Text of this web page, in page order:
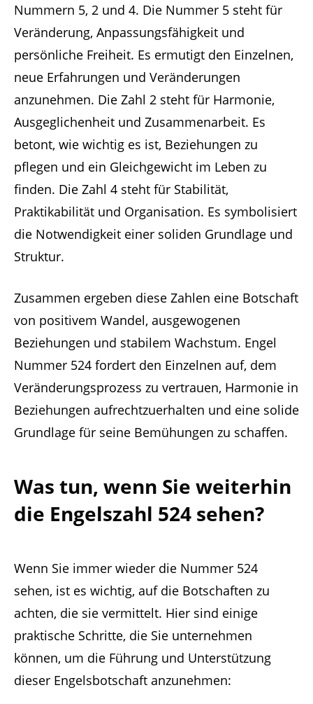
Nummern 5, 2 und 4. Die Nummer 5 steht für
Veränderung, Anpassungsfähigkeit und
persönliche Freiheit. Es ermutigt den Einzelnen,
neue Erfahrungen und Veränderungen
anzunehmen. Die Zahl 2 steht für Harmonie,
Ausgeglichenheit und Zusammenarbeit. Es
betont, wie wichtig es ist, Beziehungen zu
pflegen und ein Gleichgewicht im Leben zu
finden. Die Zahl 4 steht für Stabilität,
Praktikabilität und Organisation. Es symbolisiert
die Notwendigkeit einer soliden Grundlage und
Struktur.
Zusammen ergeben diese Zahlen eine Botschaft
von positivem Wandel, ausgewogenen
Beziehungen und stabilem Wachstum. Engel
Nummer 524 fordert den Einzelnen auf, dem
Veränderungsprozess zu vertrauen, Harmonie in
Beziehungen aufrechtzuerhalten und eine solide
Grundlage für seine Bemühungen zu schaffen.
Was tun, wenn Sie weiterhin
die Engelszahl 524 sehen?
Wenn Sie immer wieder die Nummer 524
sehen, ist es wichtig, auf die Botschaften zu
achten, die sie vermittelt. Hier sind einige
praktische Schritte, die Sie unternehmen
können, um die Führung und Unterstützung
dieser Engelsbotschaft anzunehmen: